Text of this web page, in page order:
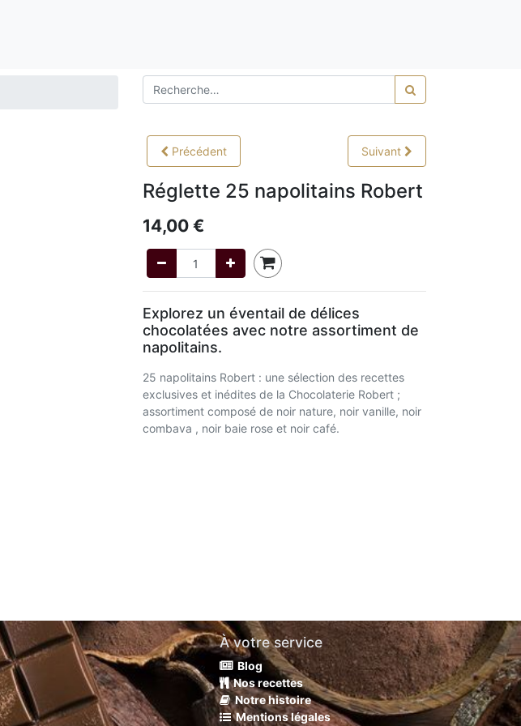
Précédent Suivant
Réglette 25 napolitains Robert
14,00 €
Explorez un éventail de délices
chocolatées avec notre assortiment de
napolitains.
25 napolitains Robert : une sélection des recettes
exclusives et inédites de la Chocolaterie Robert ;
assortiment composé de noir nature, noir vanille, noir
combava , noir baie rose et noir café.
À votre service
Blog
Nos recettes
Notre histoire
Mentions légales